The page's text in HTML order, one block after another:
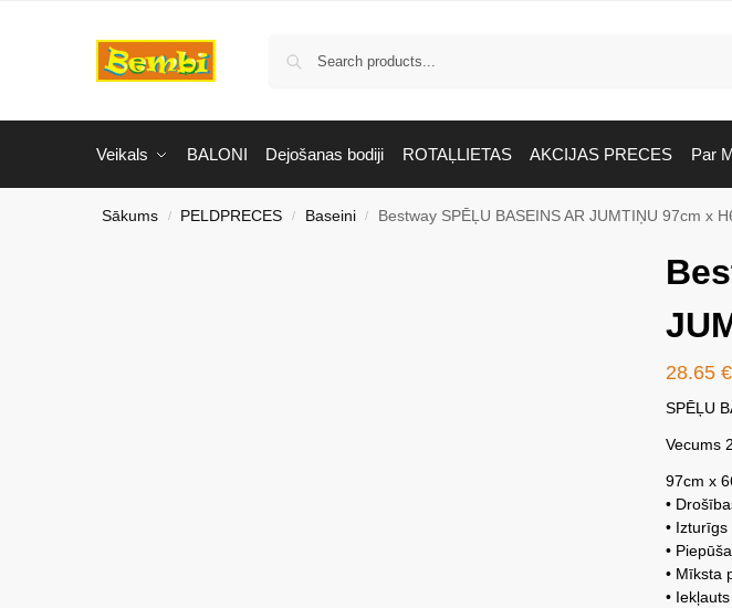
Veikals BALONI Dejošanas bodiji ROTAĻLIETAS AKCIJAS PRECES Par
Sākums / PELDPRECES / Baseini / Bestway SPĒĻU BASEINS AR JUMTIŅU 97cm x
28.65 €
SPĒĻU
Vecums
97cm x
•
•
•
• Mīksta
•